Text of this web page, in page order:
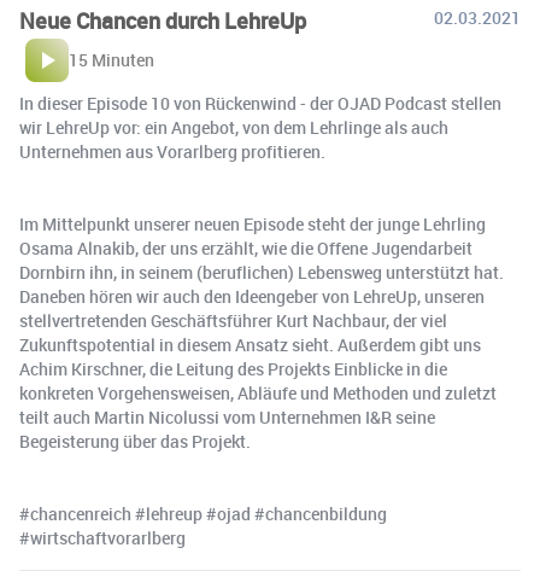
Neue Chancen durch LehreUp
02.03.2021
15 Minuten
In dieser Episode 10 von Rückenwind - der OJAD Podcast stellen
wir LehreUp vor: ein Angebot, von dem Lehrlinge als auch
Unternehmen aus Vorarlberg profitieren.
Im Mittelpunkt unserer neuen Episode steht der junge Lehrling
Osama Alnakib, der uns erzählt, wie die Offene Jugendarbeit
Dornbirn ihn, in seinem (beruflichen) Lebensweg unterstützt hat.
Daneben hören wir auch den Ideengeber von LehreUp, unseren
stellvertretenden Geschäftsführer Kurt Nachbaur, der viel
Zukunftspotential in diesem Ansatz sieht. Außerdem gibt uns
Achim Kirschner, die Leitung des Projekts Einblicke in die
konkreten Vorgehensweisen, Abläufe und Methoden und zuletzt
teilt auch Martin Nicolussi vom Unternehmen I&R seine
Begeisterung über das Projekt.
#chancenreich #lehreup #ojad #chancenbildung
#wirtschaftvorarlberg